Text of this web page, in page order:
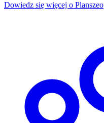
Dowiedz się więcej o Planszeo